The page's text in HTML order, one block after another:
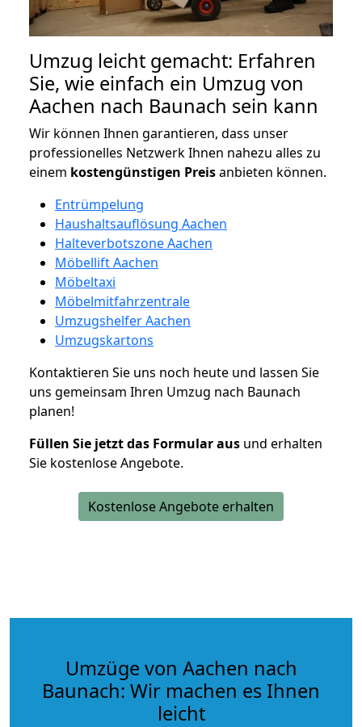
Umzug leicht gemacht: Erfahren
Sie, wie einfach ein Umzug von
Aachen nach Baunach sein kann
Wir können Ihnen garantieren, dass unser
professionelles Netzwerk Ihnen nahezu alles zu
einem kostengünstigen Preisanbieten können.
Entrümpelung
Haushaltsauflösung Aachen
Halteverbotszone Aachen
Möbellift Aachen
Möbeltaxi
Möbelmitfahrzentrale
Umzugshelfer Aachen
Umzugskartons
Kontaktieren Sie uns noch heute und lassen Sie
uns gemeinsam Ihren Umzug nach Baunach
planen!
Füllen Sie jetzt das Formular aus und erhalten
Sie kostenlose Angebote.
Kostenlose Angebote erhalten
Umzüge von Aachen nach
Baunach: Wir machen es Ihnen
leicht